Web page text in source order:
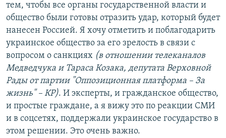
тем, чтобы все органы государственной власти и
общество были готовы отразить удар, который будет
нанесен Россией. Я хочу отметить и поблагодарить
украинское общество за его зрелость в связи с
вопросом о санкциях (в отношении телеканалов
Медведчука и Тараса Козака, депутата Верховной
Рады от партии "Оппозиционная платформа – За
жизнь" – КР). И эксперты, и гражданское общество,
и простые граждане, а я вижу это по реакции СМИ
и в соцсетях, поддержали украинское государство в
этом решении. Это очень важно.